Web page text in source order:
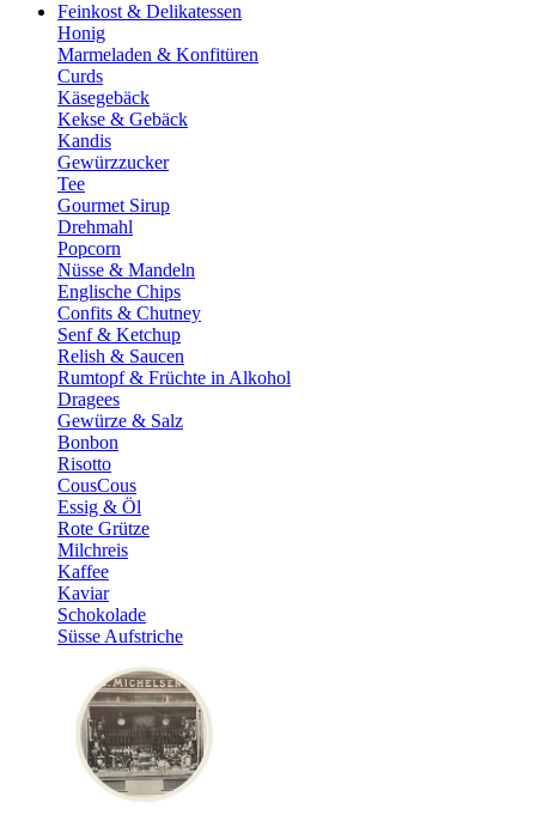
Feinkost & Delikatessen
Honig
Marmeladen & Konfitüren
Curds
Käsegebäck
Kekse & Gebäck
Kandis
Gewürzzucker
Tee
Gourmet Sirup
Drehmahl
Popcorn
Nüsse & Mandeln
Englische Chips
Confits & Chutney
Senf & Ketchup
Relish & Saucen
Rumtopf & Früchte in Alkohol
Dragees
Gewürze & Salz
Bonbon
Risotto
CousCous
Essig & Öl
Rote Grütze
Milchreis
Kaffee
Kaviar
Schokolade
Süsse Aufstriche